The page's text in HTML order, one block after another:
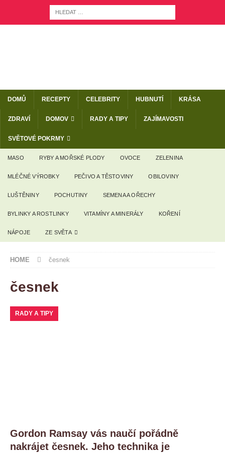
DOMŮ RECEPTY CELEBRITY HUBNUTÍ KRÁSA
ZDRAVÍ DOMOV RADY A TIPY ZAJÍMAVOSTI
SVĚTOVÉ POKRMY
MASO RYBY A MOŘSKÉ PLODY OVOCE ZELENINA
MLÉČNÉ VÝROBKY PEČIVO A TĚSTOVINY OBILOVINY
LUŠTĚNINY POCHUTINY SEMENA A OŘECHY
BYLINKY A ROSTLINKY VITAMÍNY A MINERÁLY KOŘENÍ
NÁPOJE ZE SVĚTA
HOME česnek
česnek
RADY A TIPY
Gordon Ramsay vás naučí pořádně
nakrájet česnek. Jeho technika je